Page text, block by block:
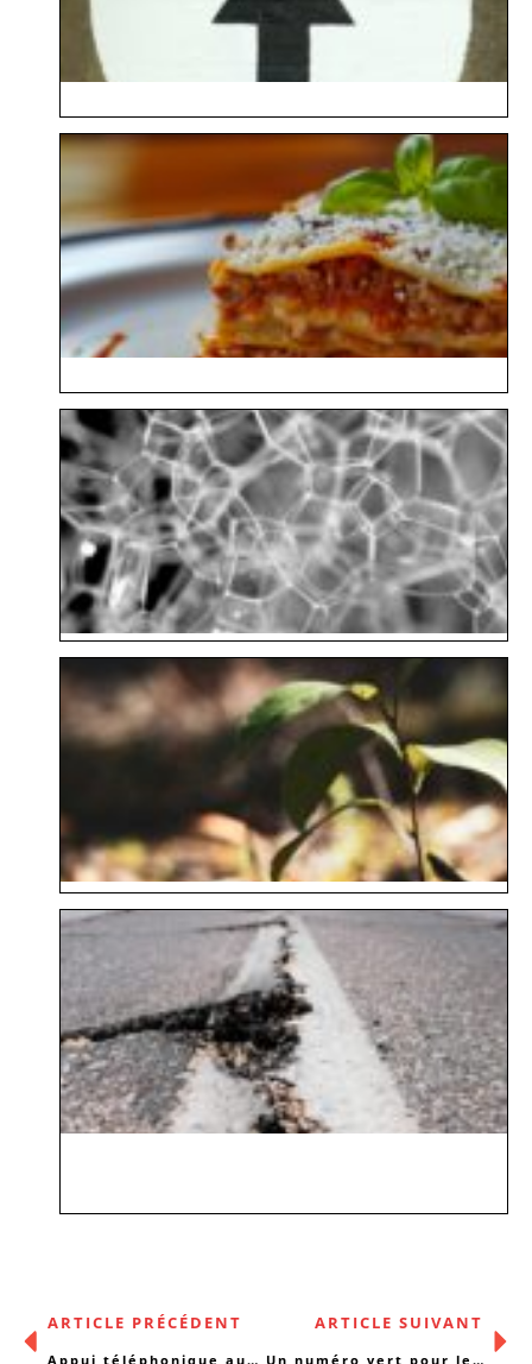
ARTICLE PRÉCÉDENT
Appui téléphonique aux professionnels de 1ière ligne par les services de santé mentale
ARTICLE SUIVANT
Un numéro vert pour les urgences sociales